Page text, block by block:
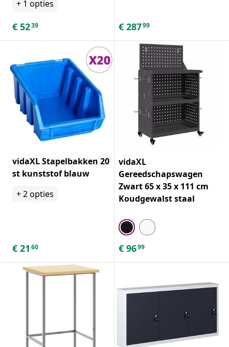
+ 1 opties
€ 5239 € 28799
vidaXL Stapelbakken 20
st kunststof blauw
+2opties
€ 21 60
vidaXL
Gereedschapswagen
Zwart 65 x 35 x 111 cm
Koudgewalst staal
€ 9699